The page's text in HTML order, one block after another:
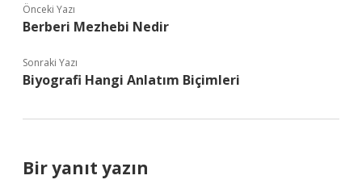
Önceki Yazı
Berberi Mezhebi Nedir
Sonraki Yazı
Biyografi Hangi Anlatım Biçimleri
Bir yanıt yazın